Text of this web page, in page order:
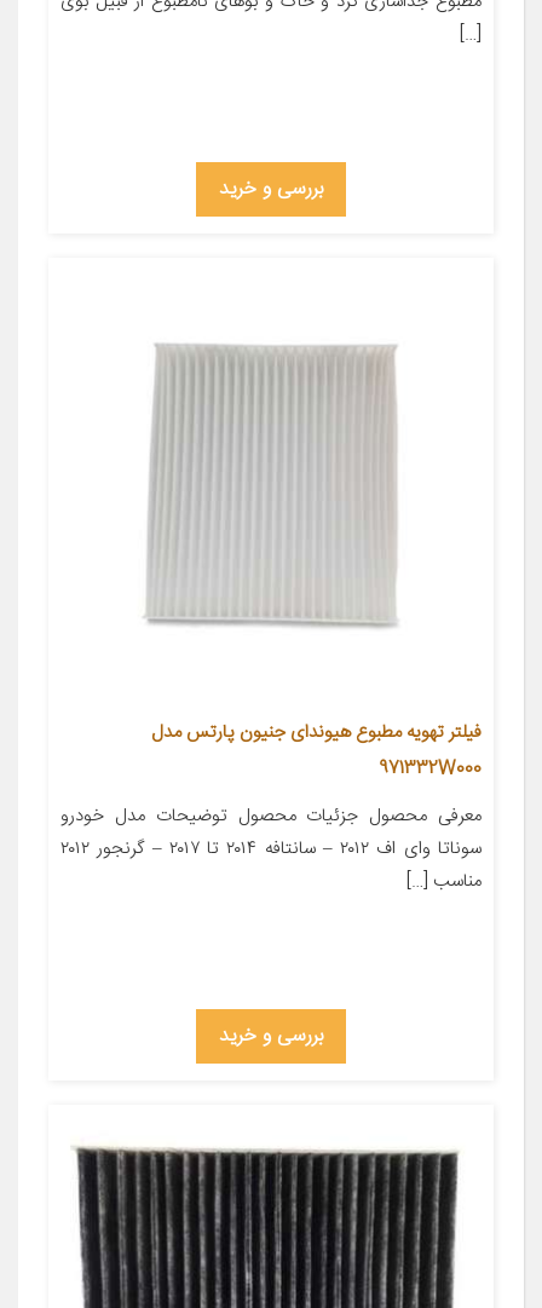
[…]
بررسی و خرید
فیلتر تهویه مطبوع هیوندای جنیون پارتس مدل
971332W000
معرفی محصول جزئیات محصول توضیحات مدل خودرو
سوناتا وای اف ۲۰۱۲ – سانتافه ۲۰۱۴ تا ۲۰۱۷ – گرنجور ۲۰۱۲
مناسب […]
بررسی و خرید